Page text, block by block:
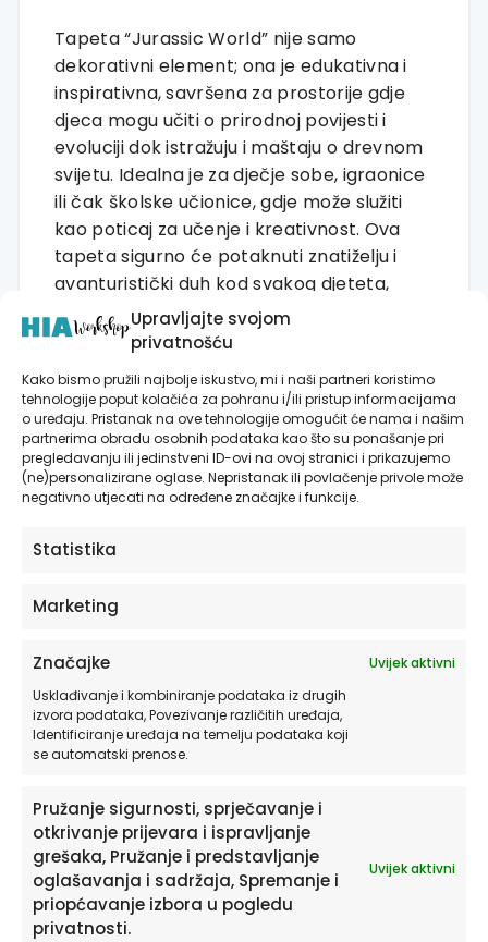
Upravljajte svojom
privatnošću
Kako bismo pružili najbolje iskustvo, mi i naši partneri koristimo
tehnologije poput kolačića za pohranu i/ili pristup informacijama
o uređaju. Pristanak na ove tehnologije omogućit će nama i našim
partnerima obradu osobnih podataka kao što su ponašanje pri
pregledavanju ili jedinstveni ID-ovi na ovoj stranici i prikazujemo
(ne)personalizirane oglase. Nepristanak ili povlačenje privole može
negativno utjecati na određene značajke i funkcije.
Statistika
Marketing
Značajke
Uvijek aktivni
Usklađivanje i kombiniranje podataka iz drugih
izvora podataka, Povezivanje različitih uređaja,
Identificiranje uređaja na temelju podataka koji
se automatski prenose.
Pružanje sigurnosti, sprječavanje i
otkrivanje prijevara i ispravljanje
grešaka, Pružanje i predstavljanje
oglašavanja i sadržaja, Spremanje i
priopćavanje izbora u pogledu
privatnosti.
Uvijek aktivni
Tapeta “Jurassic World” nije samo
dekorativni element; ona je edukativna i
inspirativna, savršena za prostorije gdje
djeca mogu učiti o prirodnoj povijesti i
evoluciji dok istražuju i maštaju o drevnom
svijetu. Idealna je za dječje sobe, igraonice
ili čak školske učionice, gdje može služiti
kao poticaj za učenje i kreativnost. Ova
tapeta sigurno će potaknuti znatiželju i
avanturistički duh kod svakog djeteta,
donoseći učenje i zabavu u svaki prostor.
RECENZIJE
Još nema recenzija.
World – Zidna tapeta za dječju sobu –
Morate biti
recenziju.
Povezani proizvodi
Ovaj
proizvod